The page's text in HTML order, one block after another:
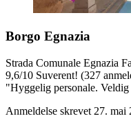
Borgo Egnazia
Strada Comunale Egnazia
9,6/10 Suverent! (327
"Hyggelig personale.
Anmeldelse skrevet 27. mai